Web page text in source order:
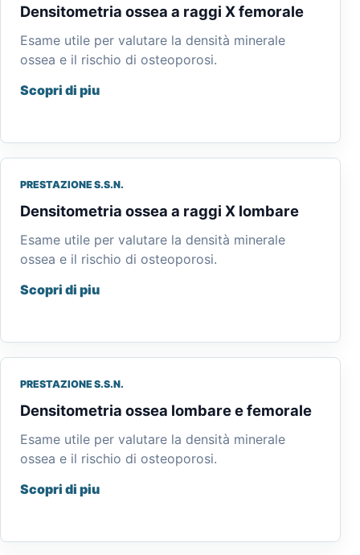
Densitometria ossea a raggi X femorale
Esame utile per valutare la densità minerale
ossea e il rischio di osteoporosi.
Scopri di piu
PRESTAZIONE S.S.N.
Densitometria ossea a raggi X lombare
Esame utile per valutare la densità minerale
ossea e il rischio di osteoporosi.
Scopri di piu
PRESTAZIONE S.S.N.
Densitometria ossea lombare e femorale
Esame utile per valutare la densità minerale
ossea e il rischio di osteoporosi.
Scopri di piu